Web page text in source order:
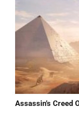
Assassin’s Creed